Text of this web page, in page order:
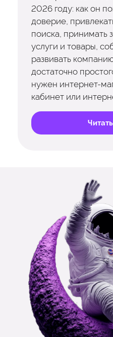
2026 году: как он
доверие,
поиска, принимать
услуги и товары,
развивать
достаточно
нужен интернет-
кабинет или